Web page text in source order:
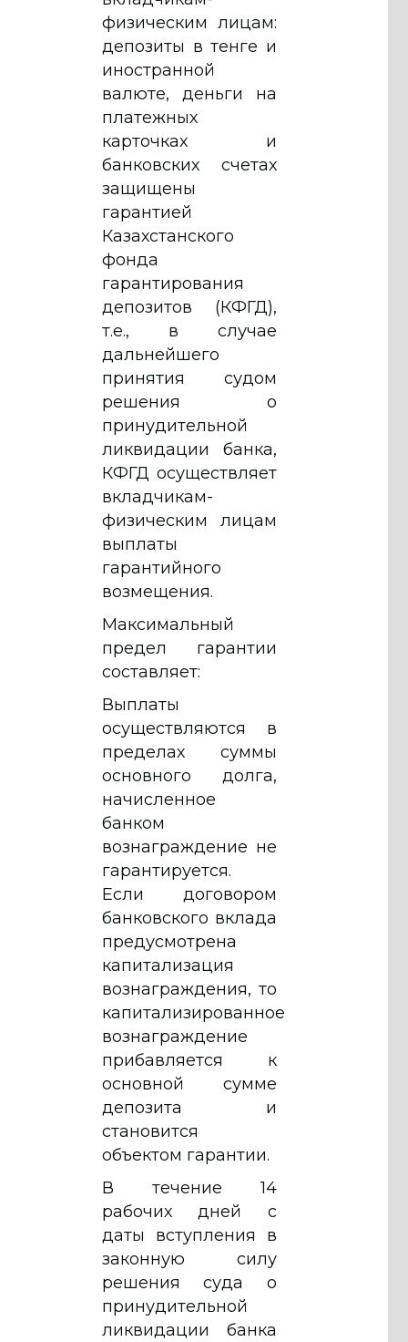
физическим лицам:
депозиты в тенге и
иностранной
валюте, деньги на
платежных
карточках и
банковских счетах
защищены
гарантией
Казахстанского
фонда
гарантирования
депозитов (КФГД),
т.е., в случае
дальнейшего
принятия судом
решения о
принудительной
ликвидации банка,
КФГД осуществляет
вкладчикам-
физическим лицам
выплаты
гарантийного
возмещения.
Максимальный
предел гарантии
составляет:
Выплаты
осуществляются в
пределах суммы
основного долга,
начисленное
банком
вознаграждение не
гарантируется.
Если договором
банковского вклада
предусмотрена
капитализация
вознаграждения, то
капитализированное
вознаграждение
прибавляется к
основной сумме
депозита и
становится
объектом гарантии.
В течение 14
рабочих дней с
даты вступления в
законную силу
решения суда о
принудительной
ликвидации банка